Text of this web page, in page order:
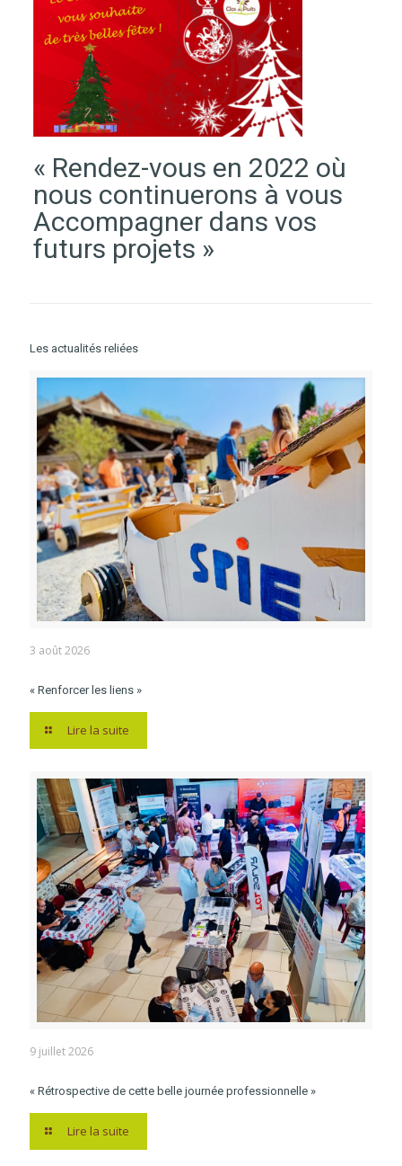
« Rendez-vous en 2022 où
nous continuerons à vous
Accompagner dans vos
futurs projets »
Les actualités reliées
3 août 2026
« Renforcer les liens »
Lire la suite
9 juillet 2026
« Rétrospective de cette belle journée professionnelle »
Lire la suite